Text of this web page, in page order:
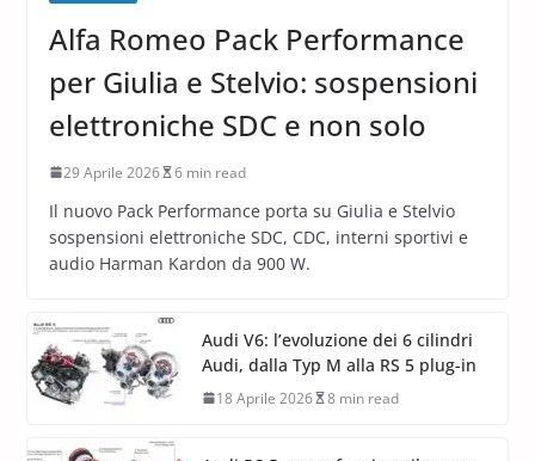
Alfa Romeo Pack Performance
per Giulia e Stelvio: sospensioni
elettroniche SDC e non solo
29 Aprile 2026 6 min read
Il nuovo Pack Performance porta su Giulia e Stelvio
sospensioni elettroniche SDC, CDC, interni sportivi e
audio Harman Kardon da 900 W.
Audi V6: l’evoluzione dei 6 cilindri
Audi, dalla Typ M alla RS 5 plug-in
18 Aprile 2026 8 min read